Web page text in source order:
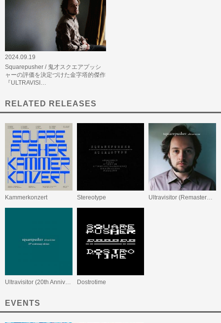
2024.09.19
Squarepusher / 鬼才スクエアプッシ
ャーの評価を決定づけた金字塔的傑作
『ULTRAVISI…
RELATED RELEASES
Kammerkonzert Stereotype Ultravisitor (Remastered Edition)
Ultravisitor (20th Anniversary Edition) Dostrotime
EVENTS